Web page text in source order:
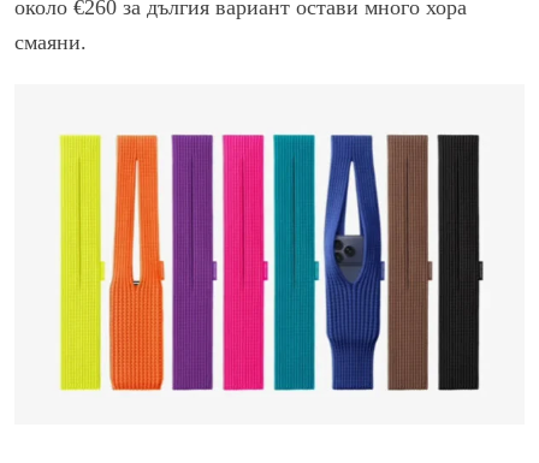
около €260 за дългия вариант остави много хора
смаяни.